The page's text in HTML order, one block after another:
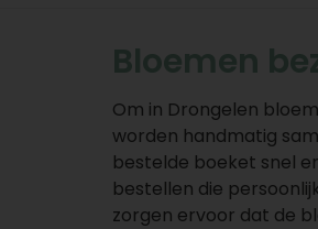
Bloemen
Om in Drongelen
worden handmatig
bestelde boeket snel
bestellen die
zorgen ervoor dat de